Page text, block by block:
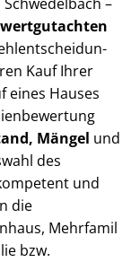
Kauf Ihrer
eines Hauses
Mängel und
des
und
die
Mehr­fa­mi­l
bzw.